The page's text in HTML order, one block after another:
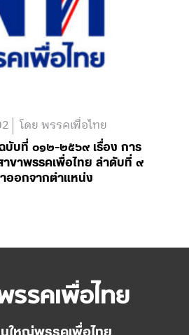
โดย พรรคเพื่อไทย
บับที่ ๐๑๒-๒๕๖๙ เรื่อง การ
าขาพรรคเพื่อไทย ลำดับที่ ๙
ออกจากตำแหน่ง